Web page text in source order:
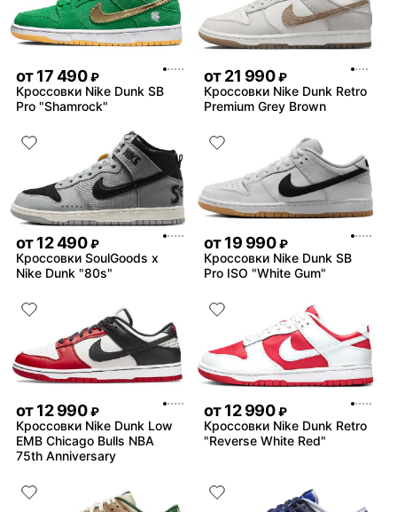
от17 490 ₽
Кроссовки Nike Dunk SB
Pro "Shamrock"
от21 990 ₽
Кроссовки Nike Dunk Retro
Premium Grey Brown
от12 490 ₽
Кроссовки SoulGoods x
Nike Dunk "80s"
от19 990 ₽
Кроссовки Nike Dunk SB
Pro ISO "White Gum"
от12 990 ₽
Кроссовки Nike Dunk Low
EMB Chicago Bulls NBA
75th Anniversary
от12 990 ₽
Кроссовки Nike Dunk Retro
"Reverse White Red"